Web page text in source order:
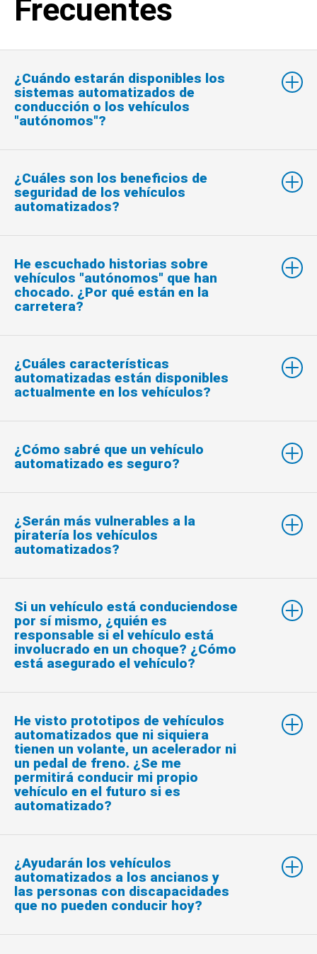
Frecuentes
¿Cuándo estarán disponibles los
sistemas automatizados de
conducción o los vehículos
"autónomos"?
¿Cuáles son los beneficios de
seguridad de los vehículos
automatizados?
He escuchado historias sobre
vehículos "autónomos" que han
chocado. ¿Por qué están en la
carretera?
¿Cuáles características
automatizadas están disponibles
actualmente en los vehículos?
¿Cómo sabré que un vehículo
automatizado es seguro?
¿Serán más vulnerables a la
piratería los vehículos
automatizados?
Si un vehículo está conduciendose
por sí mismo, ¿quién es
responsable si el vehículo está
involucrado en un choque? ¿Cómo
está asegurado el vehículo?
He visto prototipos de vehículos
automatizados que ni siquiera
tienen un volante, un acelerador ni
un pedal de freno. ¿Se me
permitirá conducir mi propio
vehículo en el futuro si es
automatizado?
¿Ayudarán los vehículos
automatizados a los ancianos y
las personas con discapacidades
que no pueden conducir hoy?